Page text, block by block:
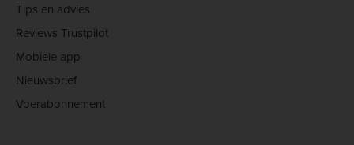
Tips en advies
Reviews Trustpilot
Mobiele app
Nieuwsbrief
Voerabonnement